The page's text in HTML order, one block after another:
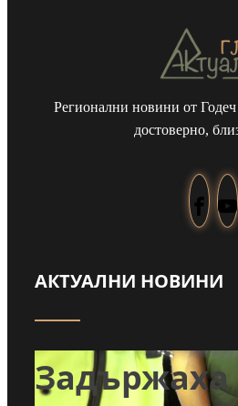
Регионални новини от Годеч
достоверно,
АКТУАЛНИ НОВИНИ